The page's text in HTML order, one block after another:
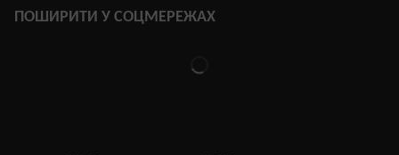
ПОШИРИТИ У СОЦМЕРЕЖАХ